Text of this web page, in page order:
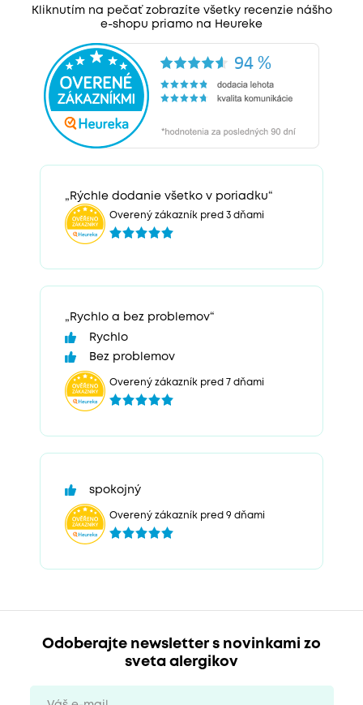
Kliknutím na pečať zobrazíte všetky recenzie nášho
e-shopu priamo na Heureke
„Rýchle dodanie všetko v poriadku“
Overený zákazník pred 3 dňami
„Rychlo a bez problemov“
Rychlo
Bez problemov
Overený zákazník pred 7 dňami
spokojný
Overený zákazník pred 9 dňami
Odoberajte newsletter s novinkami zo
sveta alergikov